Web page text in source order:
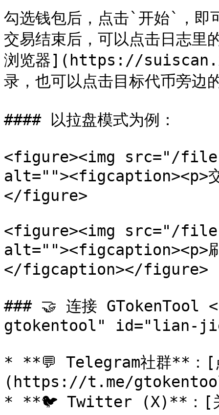
勾选钱包后，点击`开始`，即
交易结束后，可以点击日志
浏览器](https://
录，也可以点击目标代币旁边
#### 以拉盘模式为例：
<figure><img src="/files/
alt=""><figcaption><p>
</figure>
<figure><img src="/files/
alt=""><figcaption><p>刷
</figcaption></figure>
### 🤝 连接
gtokentool" id="lian-
* **💬 Telegram社群**：[
(https://t.me/
* **🐦 Twitter (X)**：[关